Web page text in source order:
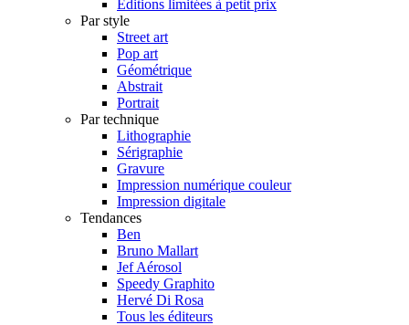
Éditions limitées à petit prix
Par style
Street art
Pop art
Géométrique
Abstrait
Portrait
Par technique
Lithographie
Sérigraphie
Gravure
Impression numérique couleur
Impression digitale
Tendances
Ben
Bruno Mallart
Jef Aérosol
Speedy Graphito
Hervé Di Rosa
Tous les éditeurs